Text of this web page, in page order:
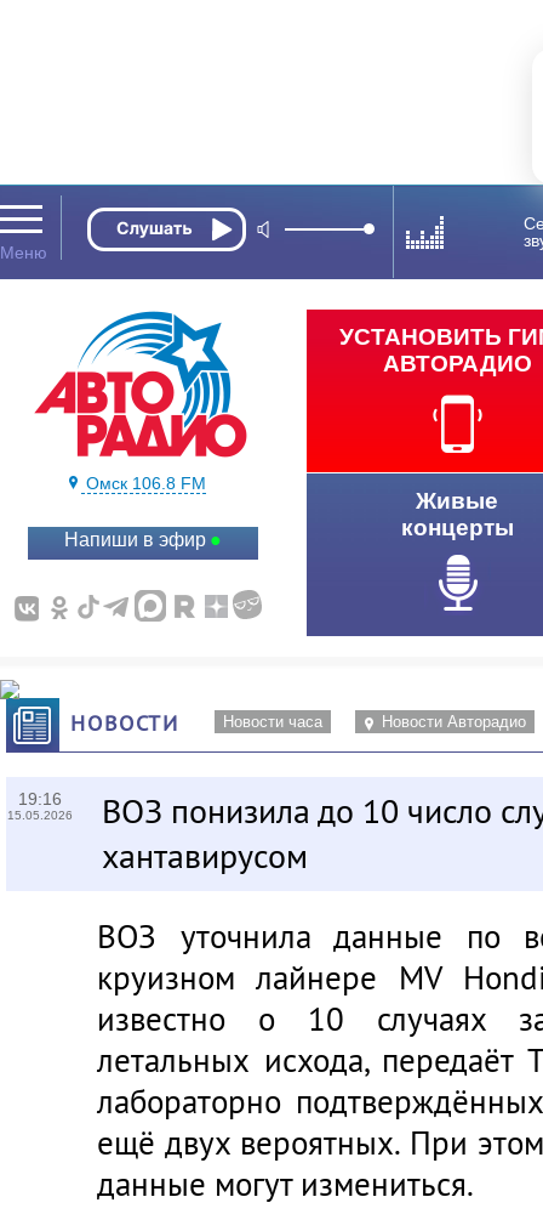
Омск 106.8 FM
Напиши в эфир
УСТАНОВИТЬ
АВТОРАДИО
Живые
концерты
НОВОСТИ Новости часа Новости Авторадио
19:16
15.05.2026
ВОЗ понизила до 10 число
хантавирусом
ВОЗ уточнила данные по
круизном лайнере MV
известно о 10 случаях
летальных исхода, передаёт
лабораторно
ещё двух вероятных. При
данные могут измениться.